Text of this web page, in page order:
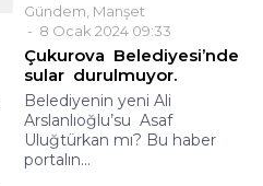
Gündem Manşet
8 Ocak 2024 09:33
Çukurova Belediyesi’nde
sular durulmuyor.
Belediyenin yeni Ali
Arslanlıoğlu’su Asaf
Uluğtürkan mı? Bu haber
portalın...